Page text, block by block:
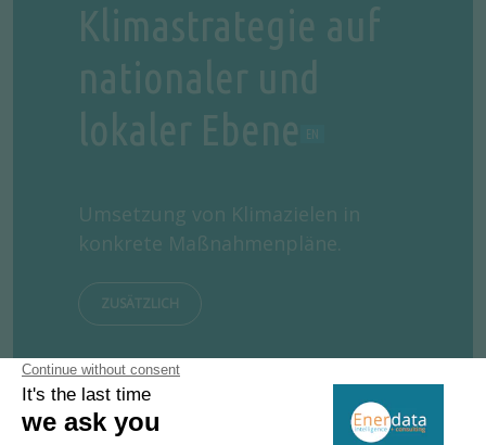
Klimastrategie auf
nationaler und
lokaler Ebene
Umsetzung von Klimazielen in
konkrete Maßnahmenpläne.
ZUSÄTZLICH